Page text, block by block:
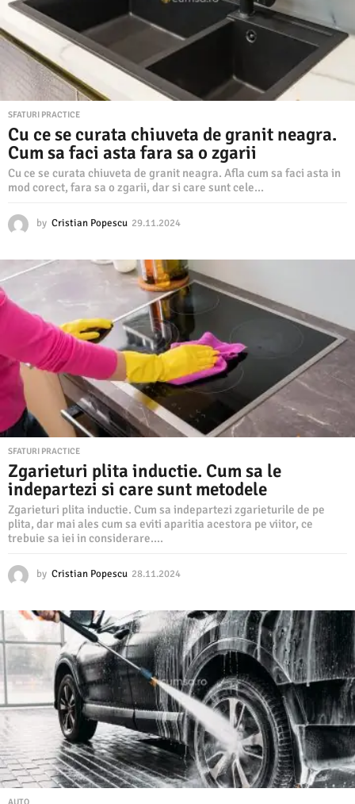
SFATURI PRACTICE
Cu ce se curata chiuveta de granit neagra.
Cum sa faci asta fara sa o zgarii
Cu ce se curata chiuveta de granit neagra. Afla cum sa faci asta in
mod corect, fara sa o zgarii, dar si care sunt cele...
by Cristian Popescu 29.11.2024
1
1
.
2
2
SFATURI PRACTICE
Zgarieturi plita inductie. Cum sa le
indepartezi si care sunt metodele
Zgarieturi plita inductie. Cum sa indepartezi zgarieturile de pe
plita, dar mai ales cum sa eviti aparitia acestora pe viitor, ce
trebuie sa iei in considerare....
by Cristian Popescu 28.11.2024
1
1
.
2
0
2
4